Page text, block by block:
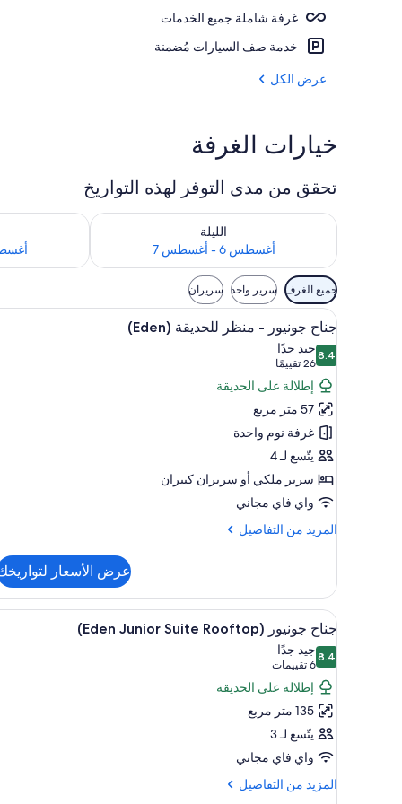
غرفة شاملة جميع الخدمات
خدمة صف السيارات مُضمنة
عرض الكل
خيارات الغرفة
تحقق من مدى التوفر لهذه التواريخ
الليلة
أغسطس 6 - أغسطس 7
تحقق من مدى التوفر لليلة للفترة أغسطس 6 - أغسطس 7
أغسطس 7
تحقق من مدى
عوامل
التصفية
المتاحة
للغرف
جميع الغرف سرير واحد سريران
استعراض
جميع
صور
جناح
جونيور
-
منظر
للحديقة
(Eden)
عناصر مجانية داخل الميني بار
2
جناح جونيور - منظر للحديقة (Eden)
8.48.4 من 10
جيد جدًا
26 تقييمًا
(26
تقييمًا)
إطلالة على الحديقة
57 متر مربع
غرفة نوم واحدة
يتّسع لـ 4
سرير ملكي‫‬ أو سريران كبيران
واي فاي مجاني
المزيد من التفاصيل
المزيد
جناح
جونيور
-
منظر
للحديقة
عرض الأسعار
استعراض
جميع
صور
جناح
جونيور
(Eden
Junior
Suite
Rooftop)
عناصر مجانية داخل الميني بار
2
جناح جونيور (Eden Junior Suite Rooftop)
8.48.4 من 10
جيد جدًا
6 تقييمات(6
تقييمات)
إطلالة على الحديقة
135 متر مربع
يتّسع لـ 3
واي فاي مجاني
المزيد من التفاصيل
المزيد